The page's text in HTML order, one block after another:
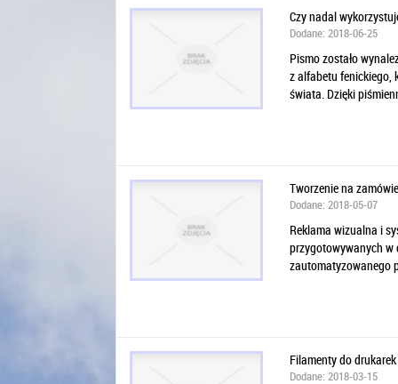
Czy nadal
Dodane: 2018-06-25
Pismo zostało
z alfabetu fenickiego,
świata. Dzięki
Tworzenie na
Dodane: 2018-05-07
Reklama wizualna i
przygotowywanych w
zautomatyzowanego
Filamenty do
Dodane: 2018-03-15